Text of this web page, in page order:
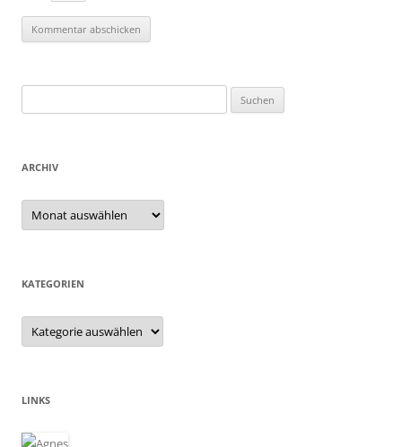
nach:
ARCHIV
Archiv
KATEGORIEN
Kategorien
LINKS